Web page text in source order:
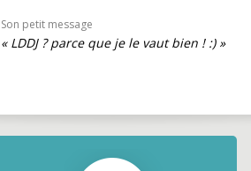
Son petit message
« LDDJ ? parce que je le vaut bien ! :) »